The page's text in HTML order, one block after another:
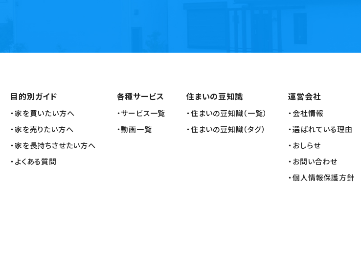
目的別ガイド
・家を買いたい方へ
・家を売りたい方へ
・家を長持ちさせたい方へ
・よくある質問
各種サービス
・サービス一覧
・動画一覧
住まいの豆知識
・住まいの豆知識（一覧）
・住まいの豆知識（タグ）
運営会社
・会社情報
・選ばれている理由
・おしらせ
・お問い合わせ
・個人情報保護方針